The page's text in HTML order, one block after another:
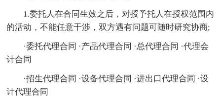
1.委托人在合同生效之后，对授予托人在授权范围内
的活动，不能任意干涉，双方遇有问题可随时研究协商;
·委托代理合同 ·产品代理合同 ·总代理合同 ·代理会
计合同
·招生代理合同 ·设备代理合同 ·进出口代理合同 ·设
计代理合同